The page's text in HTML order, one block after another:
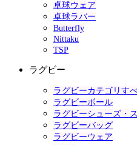
卓球ウェア
卓球ラバー
Butterfly
Nittaku
TSP
ラグビー
ラグビーカテゴリす
ラグビーボール
ラグビーシューズ・
ラグビーバッグ
ラグビーウェア